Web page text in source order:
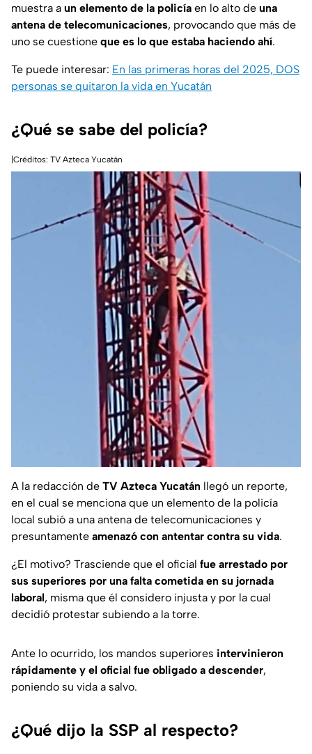
muestra a un elemento de la policía en lo alto de una
antena de telecomunicaciones, provocando que más de
uno se cuestione que es lo que estaba haciendo ahí.
Te puede interesar: En las primeras horas del 2025, DOS
personas se quitaron la vida en Yucatán
¿Qué se sabe del policía?
|Créditos: TV Azteca Yucatán
A la redacción de TV Azteca Yucatán llegó un reporte,
en el cual se menciona que un elemento de la policía
local subió a una antena de telecomunicaciones y
presuntamente amenazó con antentar contra su vida.
¿El motivo? Trasciende que el oficial fue arrestado por
sus superiores por una falta cometida en su jornada
laboral, misma que él considero injusta y por la cual
decidió protestar subiendo a la torre.
Ante lo ocurrido, los mandos superiores intervinieron
rápidamente y el oficial fue obligado a descender,
poniendo su vida a salvo.
¿Qué dijo la SSP al respecto?